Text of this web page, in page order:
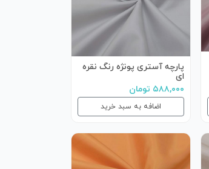
پارچه آستری پونژه رنگ نقره
ای
۵۸۸,۰۰۰ تومان
اضافه به سبد خرید